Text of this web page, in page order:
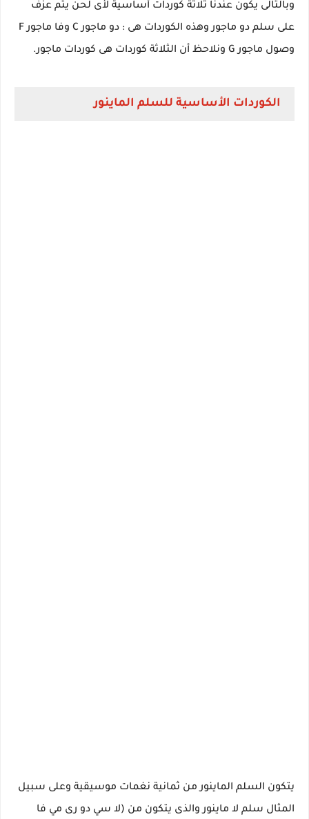
وبالتالى يكون عندنا ثلاثة كوردات أساسية لأى لحن يتم عزف
على سلم دو ماجور وهذه الكوردات هى : دو ماجور C وفا ماجور F
وصول ماجور G ونلاحظ أن الثلاثة كوردات هى كوردات ماجور.
الكوردات الأساسية للسلم الماينور
يتكون السلم الماينور من ثمانية نغمات موسيقية وعلى سبيل
المثال سلم لا ماينور والذى يتكون من (لا سي دو رى مي فا